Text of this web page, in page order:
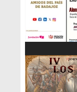
"Pastores,